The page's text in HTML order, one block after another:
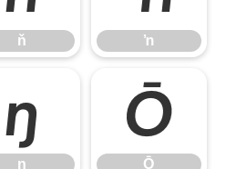
ň ŉ
ŋ
ŋ
Ō
Ō